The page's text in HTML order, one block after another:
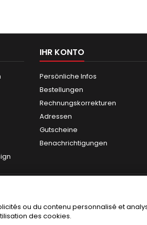
IHR KONTO
Persönliche Infos
Bestellungen
Rechnungskorrekturen
Adressen
Gutscheine
Benachrichtigungen
ou du contenu personnalisé et
des cookies.